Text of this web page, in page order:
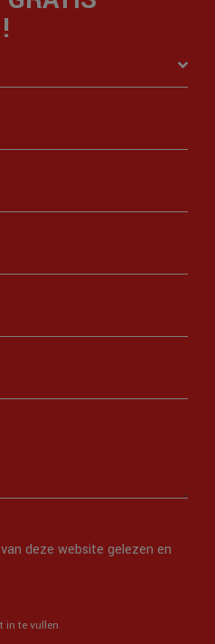
van deze website gelezen en
in te vullen